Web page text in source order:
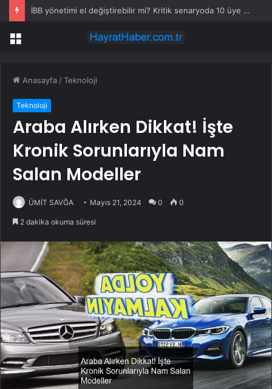
Aydın’da Yangın, Alevler Bitişik Binalara Sıçradı
Menü
Anasayfa /Teknoloji
Teknoloji
Araba Alırken Dikkat! İşte
Kronik Sorunlarıyla Nam
Salan Modeller
ÜMİT SAVĞA Mayıs 21, 2024 0 0
2 dakika okuma süresi